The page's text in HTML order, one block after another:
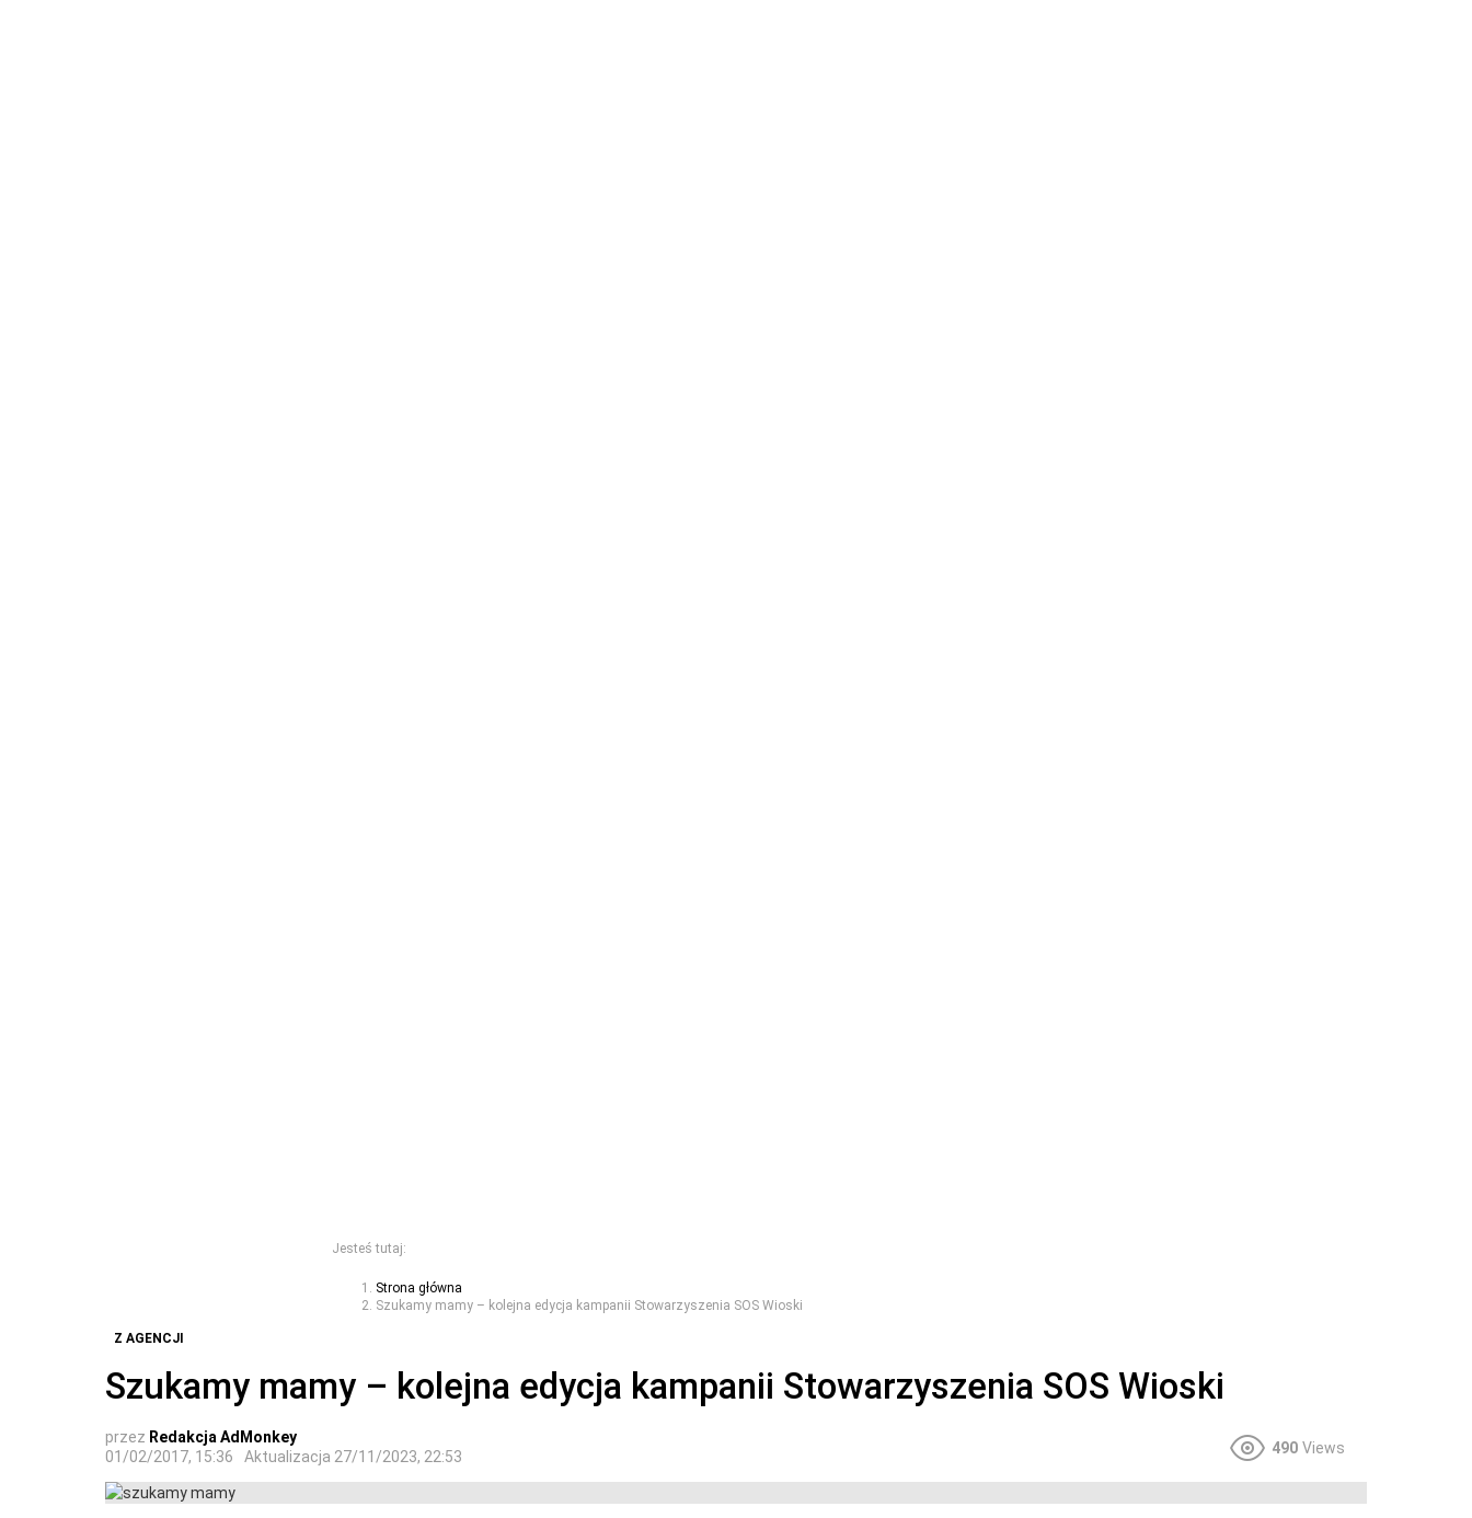
Jesteś tutaj:
Strona główna
Szukamy mamy – kolejna edycja kampanii Stowarzyszenia SOS Wioski
Z AGENCJI
Szukamy mamy – kolejna edycja kampanii Stowarzyszenia SOS Wioski
przez Redakcja AdMonkey
01/02/2017, 15:36
Aktualizacja 27/11/2023, 22:53
490 Views